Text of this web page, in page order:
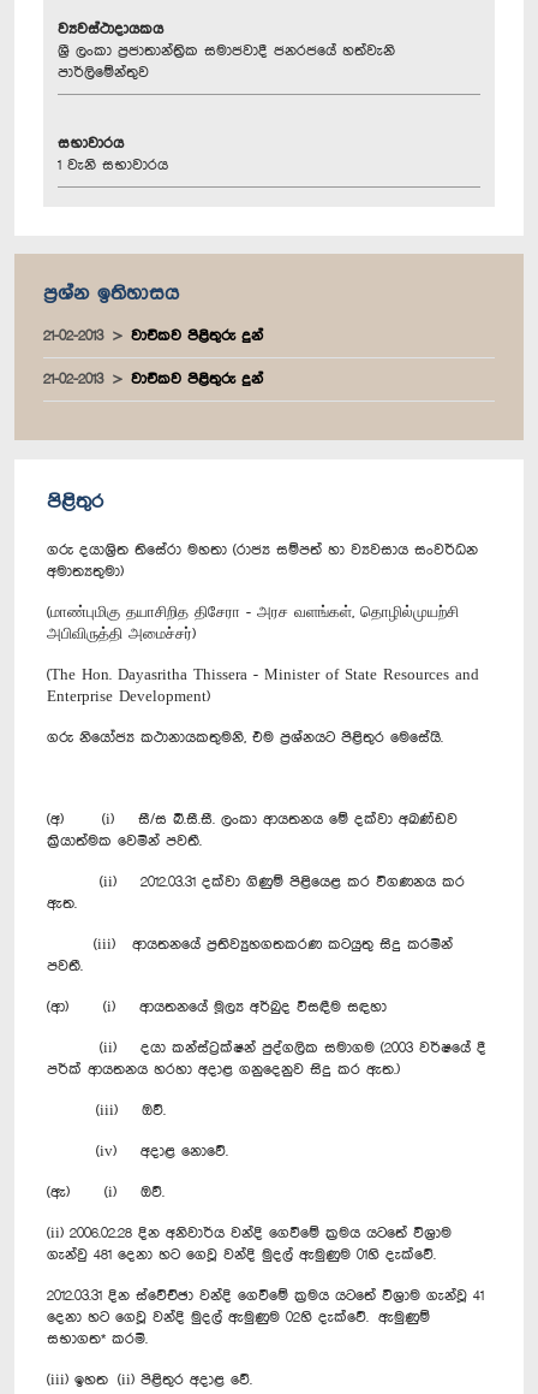
ව්‍යවස්ථාදායකය
ශ්‍රී ලංකා ප්‍රජාතාන්ත්‍රික සමාජවාදී ජනරජයේ හත්වැනි
පාර්ලිමේන්තුව
සභාවාරය
1 වැනි සභාවාරය
ප්‍රශ්න ඉතිහාසය
21-02-2013 වාචිකව පිළිතුරු දුන්
21-02-2013 වාචිකව පිළිතුරු දුන්
පිළිතුර
ගරු දයාශ්‍රිත තිසේරා මහතා (රාජ්‍ය සම්පත් හා ව්‍යවසාය සංවර්ධන
අමාත්‍යතුමා)
(மாண்புமிகு தயாசிறித திசேரா - அரச வளங்கள், தொழில்முயற்சி
அபிவிருத்தி அமைச்சர்)
(The Hon. Dayasritha Thissera - Minister of State Resources and
Enterprise Development)
ගරු නියෝජ්‍ය කථානායකතුමනි, එම ප්‍රශ්නයට පිළිතුර මෙසේයි.
(අ) (i) සී/ස බී.සී.සී. ලංකා ආයතනය මේ දක්වා අඛණ්ඩව
ක්‍රියාත්මක වෙමින් පවතී.
(ii) 2012.03.31 දක්වා ගිණුම් පිළියෙළ කර විගණනය කර
ඇත.
(iii) ආයතනයේ ප්‍රතිව්‍යුහගතකරණ කටයුතු සිදු කරමින්
පවතී.
(ආ) (i) ආයතනයේ මූල්‍ය අර්බුද විසඳීම සඳහා
(ii) දයා කන්ස්ට්‍රක්ෂන් පුද්ගලික සමාගම (2003 වර්ෂයේ දී
පර්ක් ආයතනය හරහා අදාළ ගනුදෙනුව සිදු කර ඇත.)
(iii) ඔව්.
(iv) අදාළ නොවේ.
(ඇ) (i) ඔව්.
(ii) 2006.02.28 දින අනිවාර්ය වන්දි ගෙවීමේ ක්‍රමය යටතේ විශ්‍රාම
ගැන්වු 481 දෙනා හට ගෙවූ වන්දි මුදල් ඇමුණුම 01හි දැක්වේ.
2012.03.31 දින ස්වේච්ඡා වන්දි ගෙවීමේ ක්‍රමය යටතේ විශ්‍රාම ගැන්වූ 41
දෙනා හට ගෙවූ වන්දි මුදල් ඇමුණුම 02හි දැක්වේ. ඇමුණුම්
සභාගත* කරමි‍.
(iii) ඉහත (ii) පිළිතුර අදාළ වේ.